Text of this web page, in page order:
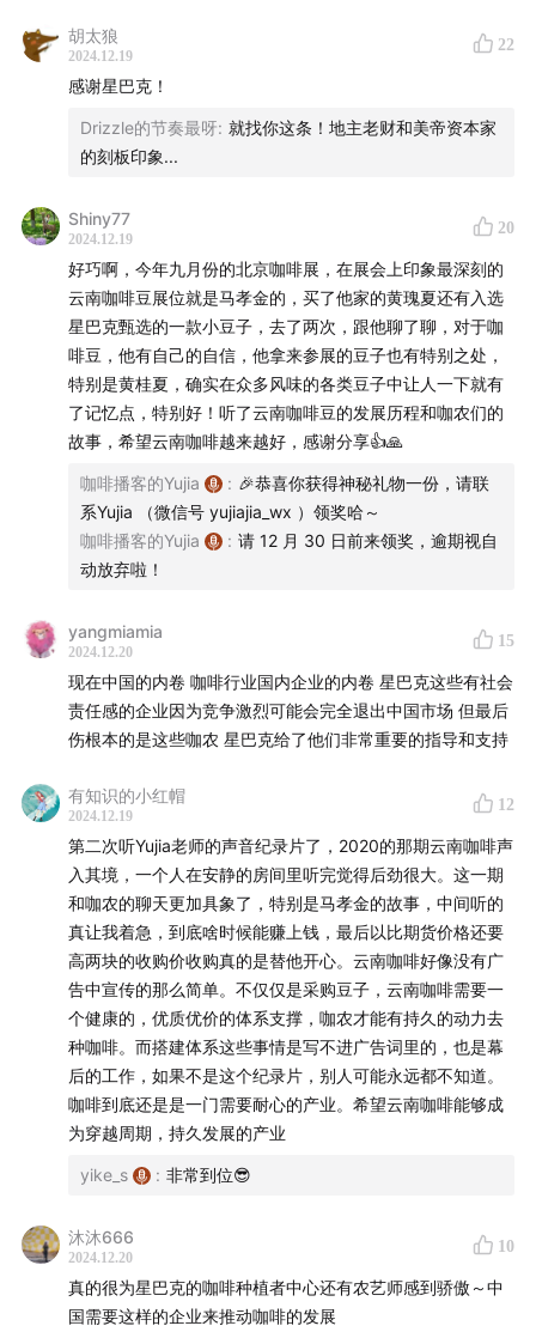
朱元坤 普洱元坤咖啡
王万东 星巴克云南咖啡种植者支持中心农艺师
佟亚伦 星巴克云南咖啡种植者支持中心总监
郭琼 星巴克云南咖啡种植者支持中心杯测师
番啟佐 保山佐园咖啡
普凤辉 普洱鑫瑞咖啡农场
刘文娟 星巴克中国首席执行官
本集内容：
第一话：蔡晴开和马孝金
13:39 “忙了一整年赚了240块钱”
“越想越气，那些年给老板打过的黑工”
“咖生第一桶金”
第二话：叶萍和农艺师
“说来容易，但当时寸步难行！”
“咖啡树医生”
“隔壁国家口感很差的卡蒂姆？”
“很难做的，这个CP啊不容易的”
第三话：把豆子卖给星巴克
51:44 “优质优价”
“好咖啡的本质，是分级”
胡太狼
2024.12.19
22
感谢星巴克！
Drizzle的节奏最呀: 就找你这条！地主老财和美帝资本家
的刻板印象...
Shiny77
2024.12.19
20
好巧啊，今年九月份的北京咖啡展，在展会上印象最深刻的
云南咖啡豆展位就是马孝金的，买了他家的黄瑰夏还有入选
星巴克甄选的一款小豆子，去了两次，跟他聊了聊，对于咖
啡豆，他有自己的自信，他拿来参展的豆子也有特别之处，
特别是黄桂夏，确实在众多风味的各类豆子中让人一下就有
了记忆点，特别好！听了云南咖啡豆的发展历程和咖农们的
故事，希望云南咖啡越来越好，感谢分享👍🙏
咖啡播客的Yujia : 🎉恭喜你获得神秘礼物一份，请联
系Yujia （微信号 yujiajia_wx ）领奖哈～
咖啡播客的Yujia
: 请 12 月 30 日前来领奖，逾期视自
动放弃啦！
yangmiamia
2024.12.20
15
现在中国的内卷 咖啡行业国内企业的内卷 星巴克这些有社会
责任感的企业因为竞争激烈可能会完全退出中国市场 但最后
伤根本的是这些咖农 星巴克给了他们非常重要的指导和支持
有知识的小红帽
2024.12.19
12
第二次听Yujia老师的声音纪录片了，2020的那期云南咖啡声
入其境，一个人在安静的房间里听完觉得后劲很大。这一期
和咖农的聊天更加具象了，特别是马孝金的故事，中间听的
真让我着急，到底啥时候能赚上钱，最后以比期货价格还要
高两块的收购价收购真的是替他开心。云南咖啡好像没有广
告中宣传的那么简单。不仅仅是采购豆子，云南咖啡需要一
个健康的，优质优价的体系支撑，咖农才能有持久的动力去
种咖啡。而搭建体系这些事情是写不进广告词里的，也是幕
后的工作，如果不是这个纪录片，别人可能永远都不知道。
咖啡到底还是是一门需要耐心的产业。希望云南咖啡能够成
为穿越周期，持久发展的产业
yike_s : 非常到位😎
沐沐666
2024.12.20
10
真的很为星巴克的咖啡种植者中心还有农艺师感到骄傲～中
国需要这样的企业来推动咖啡的发展